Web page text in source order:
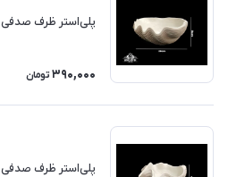
پلی‌استر ظرف صدفی b
390,000 تومان
پلی‌استر ظرف صدفی a